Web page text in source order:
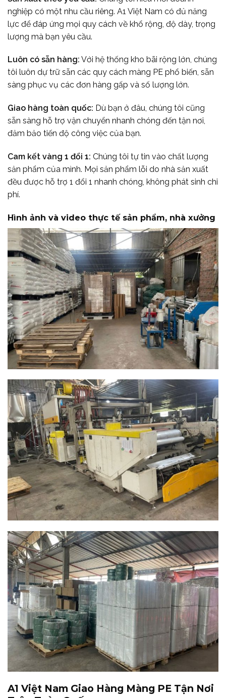
nghiệp có một nhu cầu riêng. A1 Việt Nam có đủ năng
lực để đáp ứng mọi quy cách về khổ rộng, độ dày, trọng
lượng mà bạn yêu cầu.
Luôn có sẵn hàng: Với hệ thống kho bãi rộng lớn, chúng
tôi luôn dự trữ sẵn các quy cách màng PE phổ biến, sẵn
sàng phục vụ các đơn hàng gấp và số lượng lớn.
Giao hàng toàn quốc: Dù bạn ở đâu, chúng tôi cũng
sẵn sàng hỗ trợ vận chuyển nhanh chóng đến tận nơi,
đảm bảo tiến độ công việc của bạn.
Cam kết vàng 1 đổi 1: Chúng tôi tự tin vào chất lượng
sản phẩm của mình. Mọi sản phẩm lỗi do nhà sản xuất
đều được hỗ trợ 1 đổi 1 nhanh chóng, không phát sinh chi
phí.
Hình ảnh và video thực tế sản phẩm, nhà xưởng
A1 Việt Nam Giao Hàng Màng PE Tận Nơi